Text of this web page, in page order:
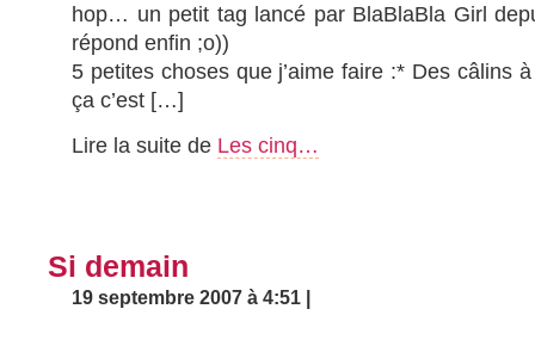
hop… un petit tag lancé par BlaBlaBla Girl
répond enfin ;o))
5 petites choses que j’aime faire :* Des câlins
ça c’est […]
Lire la suite de Les cinq…
Si demain
19 septembre 2007 à 4:51 |